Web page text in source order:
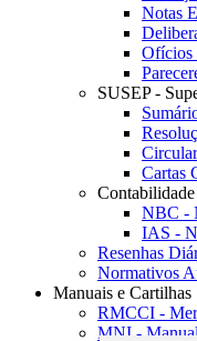
Notas
Ofícios
SUSEP -
Cartas
Contabilidade
NBC -
IAS -
Resenhas
Normativos
Manuais e Cartilhas
RMCCI -
MNI -